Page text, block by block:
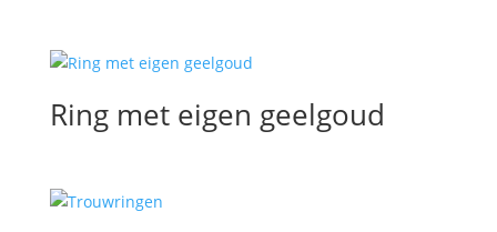
Ring met eigen geelgoud